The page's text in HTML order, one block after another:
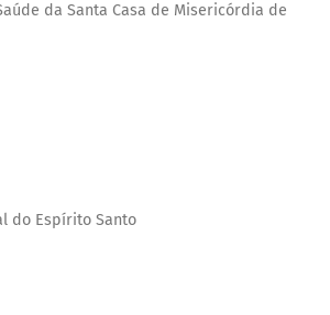
da Santa Casa de Misericórdia de
do Espírito Santo